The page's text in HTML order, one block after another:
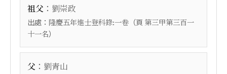
祖父 ： 劉崇政
出處： 隆慶五年進士登科錄:一卷 （頁 第三甲第三百一
十一名）
父 ： 劉青山